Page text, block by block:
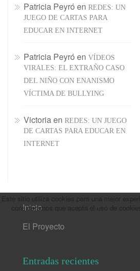
Patricia Peyró en REDES: UN
JUEGO DE CARTAS PARA
EDUCAR EN INTERNET
Patricia Peyró en VÍDEOS
VIRALES: EL EXTRAÑO CASO
DEL NIÑO CON ENANISMO
VÍCTIMA DE BULLYING
Victoriaen REDES: UN JUEGO
DE CARTAS PARA EDUCAR EN
INTERNET
Inicio
El Proyecto
Entradas recientes
consideramos que acepta el uso de cookies.